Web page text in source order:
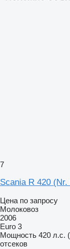
7
Scania R 420 (Nr.
Цена по запросу
Молоковоз
2006
Euro 3
Мощность 420 л.с.
отсеков